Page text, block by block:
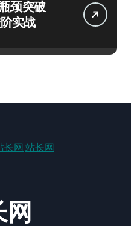
颈突破
实战
长网 站长网
网